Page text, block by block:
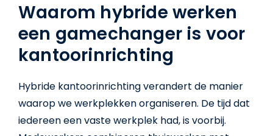
Waarom hybride werken
een gamechanger is voor
kantoorinrichting
Hybride kantoorinrichting verandert de manier
waarop we werkplekken organiseren. De tijd dat
iedereen een vaste werkplek had, is voorbij.